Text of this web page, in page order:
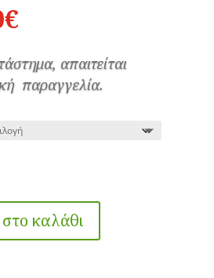
€Price
range:
24.00€
through
52.00€
απαιτείται
παραγγελία.
καλάθι